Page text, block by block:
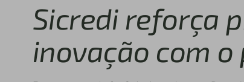
Sicredi reforça
inovação com o